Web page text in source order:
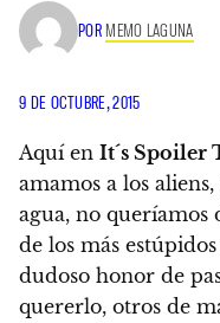
POR MEMO LAGUNA
9 DE OCTUBRE, 2015
Aquí en It´s Spoiler
amamos a los
agua, no queríamos
de los más
dudoso honor de
quererlo, otros de